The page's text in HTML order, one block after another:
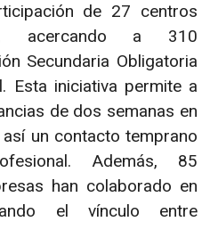
de 27 centros
acercando a 310
Secundaria Obligatoria
Esta iniciativa permite a
de dos semanas en
un contacto temprano
Además, 85
han colaborado en
el vínculo entre